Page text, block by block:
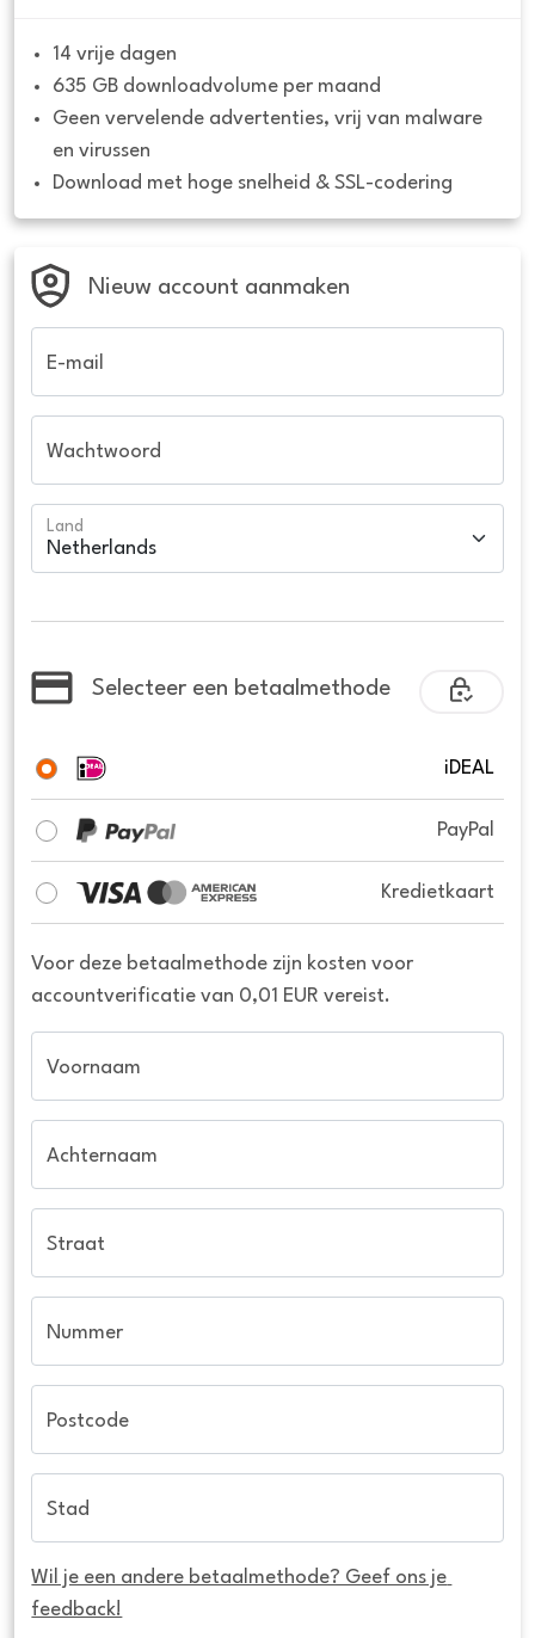
14 vrije dagen
635 GB downloadvolume per maand
Geen vervelende advertenties, vrij van malware
en virussen
Download met hoge snelheid & SSL-codering
Nieuw account aanmaken
E-mail
Wachtwoord
Land
Selecteer een betaalmethode
iDEAL
PayPal
Kredietkaart
Voor deze betaalmethode zijn kosten voor
accountverificatie van 0,01 EUR vereist.
Voornaam
Achternaam
Straat
Nummer
Postcode
Stad
Wil je een andere betaalmethode? Geef ons je
feedback!